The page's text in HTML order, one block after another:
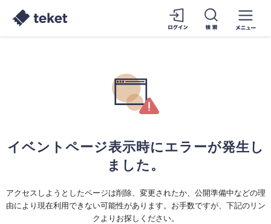
イベントページ表示時にエラーが発生し
ました。
アクセスしようとしたページは削除、変更されたか、公開準備中などの理
由により現在利用できない可能性があります。お手数ですが、下記のリン
クよりお探しください。